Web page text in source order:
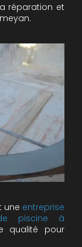
réparation et
une entreprise
piscine à
qualité pour